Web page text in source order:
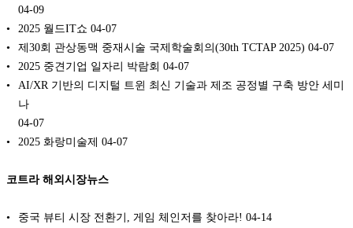
04-09
2025 월드IT쇼 04-07
제30회 관상동맥 중재시술 국제학술회의(30th TCTAP 2025) 04-07
2025 중견기업 일자리 박람회 04-07
AI/XR 기반의 디지털 트윈 최신 기술과 제조 공정별 구축 방안 세미
나
04-07
2025 화랑미술제 04-07
코트라 해외시장뉴스
중국 뷰티 시장 전환기, 게임 체인저를 찾아라! 04-14